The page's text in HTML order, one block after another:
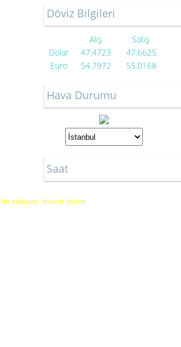
Döviz Bilgileri
Alış
Satış
Dolar
47.4723
47.6625
Euro
54.7972 55.0168
Hava Durumu
Saat
Yer sağlayıcı: Yurdum Yazılım